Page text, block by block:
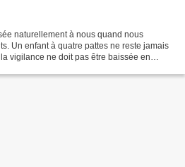
naturellement à nous quand nous
Un enfant à quatre pattes ne reste jamais
vigilance ne doit pas être baissée en